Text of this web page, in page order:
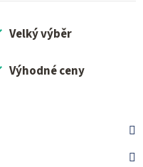
Velký výběr
Výhodné ceny